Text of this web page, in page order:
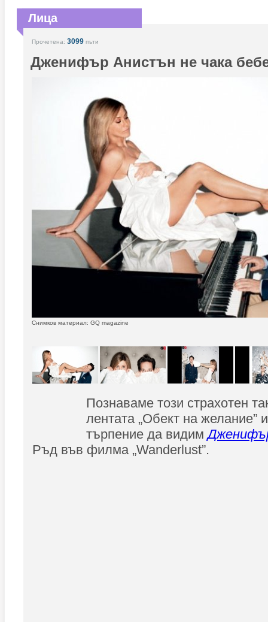
Лица
Прочетена: 3099 пъти
Дженифър Анистън не чака
Снимков материал: GQ magazine
Познаваме този страхотен
лентата „Обект на желание”
търпение да видим
Ръд във филма „Wanderlust”.